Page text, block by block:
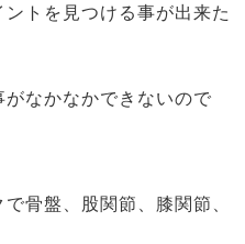
トを見つける事が出来た
なかなかできないので
骨盤、股関節、膝関節、